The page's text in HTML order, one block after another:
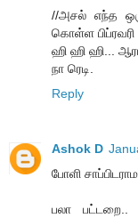
//அசல் எந்த
கொள்ள
ஹி ஹி ஹி...
நா ரெடி.
Reply
Ashok D
போளி
பலா